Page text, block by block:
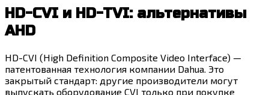
HD-CVI и HD-TVI: альтернативы
AHD
HD-CVI (High Definition Composite Video Interface) —
патентованная технология компании Dahua. Это
закрытый стандарт: другие производители могут
выпускать оборудование CVI только при покупке